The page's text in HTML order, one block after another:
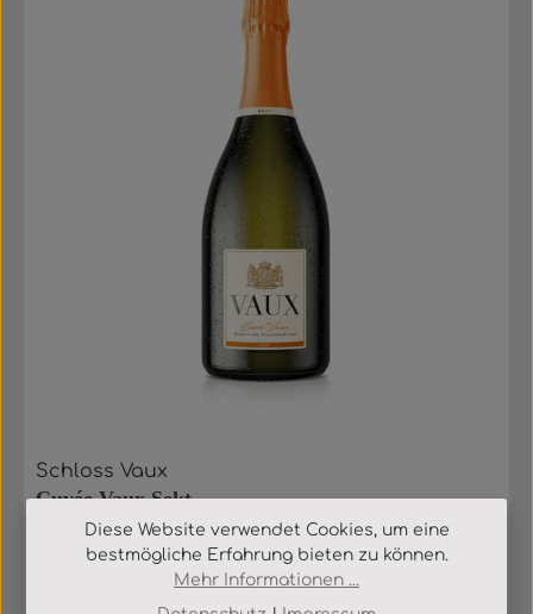
Schloss Vaux
Cuvée Vaux Sekt
Schaumwein aus Deutschland, Rheingau・Sekt herb
Diese Website verwendet Cookies, um eine
bestmögliche Erfahrung bieten zu können.
Mehr Informationen ...